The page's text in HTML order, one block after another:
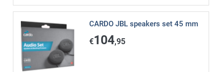
CARDO JBL speakers set 45 mm
€104,95